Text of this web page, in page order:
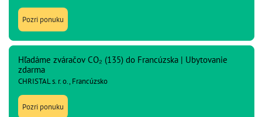
Pozri ponuku
Hľadáme zváračov CO₂ (135) do Francúzska | Ubytovanie
zdarma
CHRISTAL s. r. o., Francúzsko
Pozri ponuku